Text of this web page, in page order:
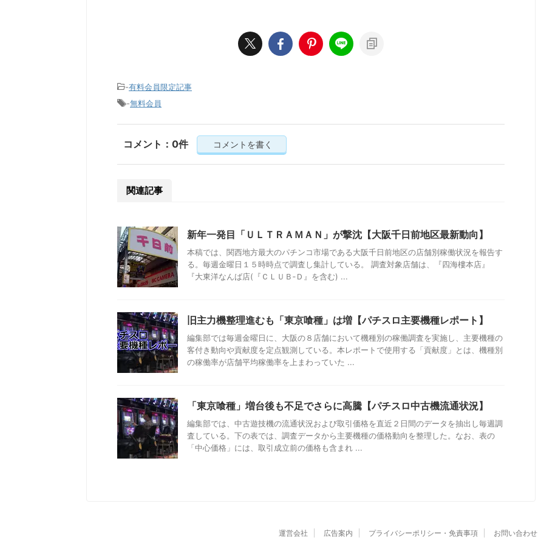
-有料会員限定記事
-無料会員
コメント：0件 コメントを書く
関連記事
新年一発目「ＵＬＴＲＡＭＡＮ」が撃沈【大阪千日前地区最新動向】
本稿では、関西地方最大のパチンコ市場である大阪千日前地区の店舗別稼働状況を報告す
る。毎週金曜日１５時時点で調査し集計している。 調査対象店舗は、『四海樓本店』
『大東洋なんば店(『ＣＬＵＢ‐Ｄ』を含む) ...
旧主力機整理進むも「東京喰種」は増【パチスロ主要機種レポート】
編集部では毎週金曜日に、大阪の８店舗において機種別の稼働調査を実施し、主要機種の
客付き動向や貢献度を定点観測している。本レポートで使用する「貢献度」とは、機種別
の稼働率が店舗平均稼働率を上まわっていた ...
「東京喰種」増台後も不足でさらに高騰【パチスロ中古機流通状況】
編集部では、中古遊技機の流通状況および取引価格を直近２日間のデータを抽出し毎週調
査している。下の表では、調査データから主要機種の価格動向を整理した。なお、表の
「中心価格」には、取引成立前の価格も含まれ ...
運営会社 広告案内 プライバシーポリシー・免責事項 お問い合わせ